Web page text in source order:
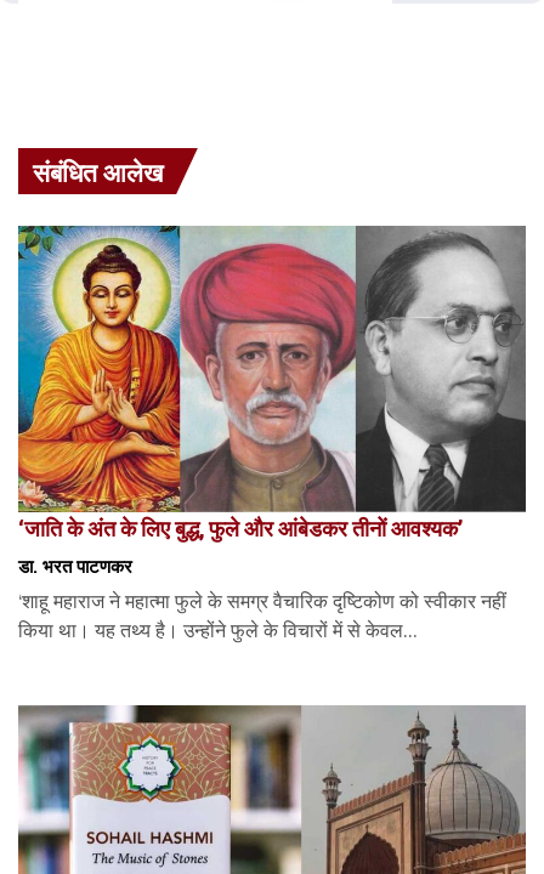
संबंधित आलेख
‘जाति के अंत के लिए बुद्ध, फुले और आंबेडकर तीनों आवश्यक’
डा. भरत पाटणकर
‘शाहू महाराज ने महात्मा फुले के समग्र वैचारिक दृष्टिकोण को स्वीकार नहीं
किया था। यह तथ्य है। उन्होंने फुले के विचारों में से केवल...